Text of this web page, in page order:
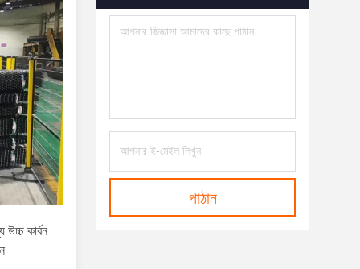
উচ্চ কার্বন
(14)
(16)
নিষ্পত্তিযোগ্য বিবিকিউ জাল Esh(5)
স্টেইনলেস স্টিল বিবিকিউ গ্রিল জাল
পাঠান